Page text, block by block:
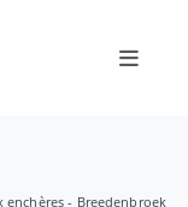
enchères - Breedenbroek